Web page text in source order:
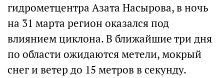
гидрометцентра Азата Насырова, в ночь
на 31 марта регион оказался под
влиянием циклона. В ближайшие три дня
по области ожидаются метели, мокрый
снег и ветер до 15 метров в секунду.